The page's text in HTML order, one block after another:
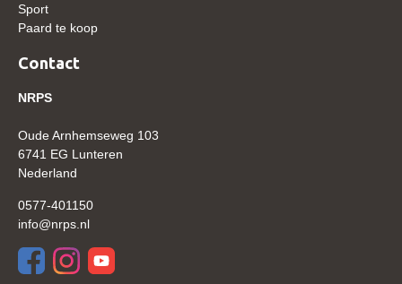
Sport
Paard te koop
Inloggen
CONTACT
REGIO'S
Regio Noord
Sport
Paard te koop
Contact
NRPS
Oude Arnhemseweg 103
6741 EG Lunteren
Nederland
0577-401150
info@nrps.nl